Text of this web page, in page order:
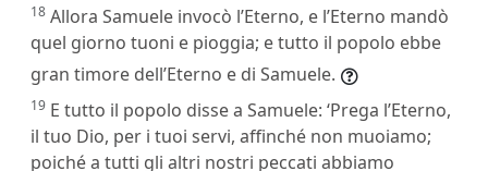
18 Allora Samuele invocò l’Eterno, e l’Eterno mandò
quel giorno tuoni e pioggia; e tutto il popolo ebbe
gran timore dell’Eterno e di Samuele.
19 E tutto il popolo disse a Samuele: ‘Prega l’Eterno,
il tuo Dio, per i tuoi servi, affinché non muoiamo;
poiché a tutti gli altri nostri peccati abbiamo